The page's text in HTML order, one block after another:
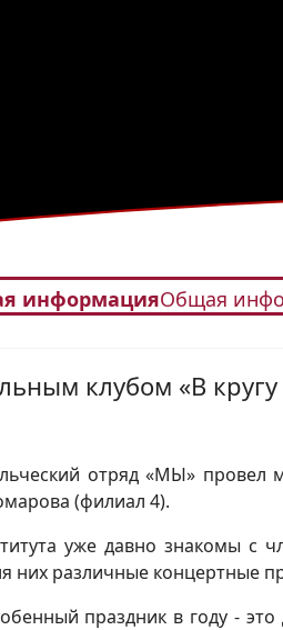
информацияОбщая
клубом «В
отряд «МЫ» провел
(филиал 4).
уже давно знакомы с
них различные концертные
праздник в году -